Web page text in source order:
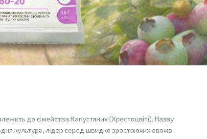
до сімейства Капустяних (Хрестоцвіті). Назву
культура, лідер серед швидко зростаючих овочів.